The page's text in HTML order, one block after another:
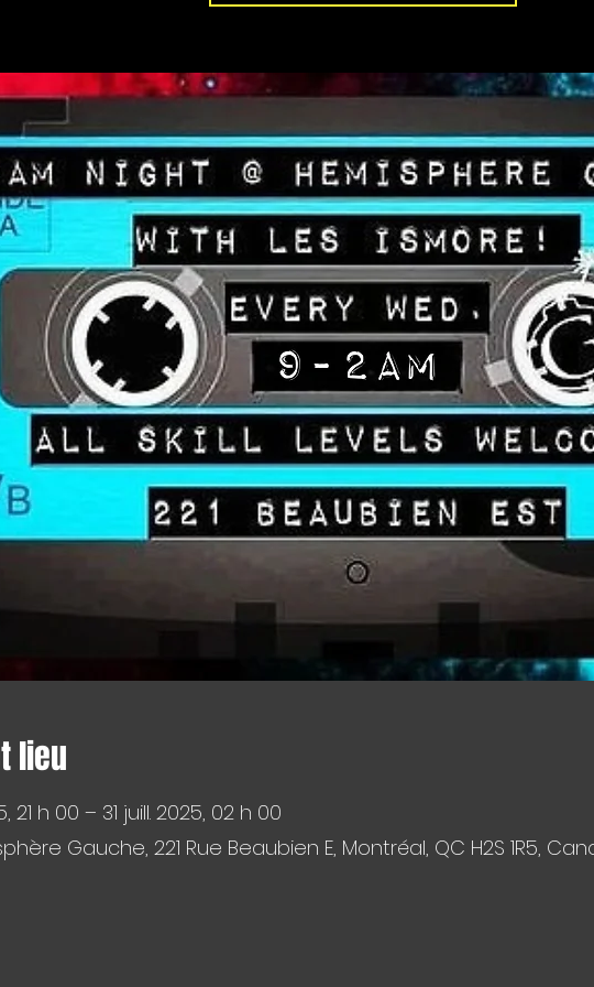
lieu
21 h 00 – 31 juill. 2025, 02 h 00
Gauche, 221 Rue Beaubien E, Montréal, QC H2S 1R5,